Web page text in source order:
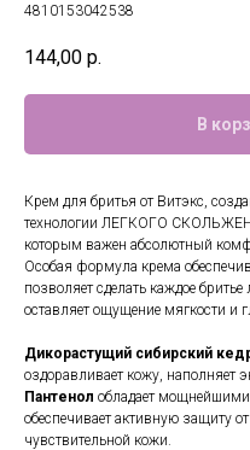
4810153042538
144,00 р.
В
Крем для бритья от Витэкс,
технологии ЛЕГКОГО
которым важен абсолютный
Особая формула крема
позволяет сделать каждое
оставляет ощущение мягкости и
Дикорастущий сибирский
оздоравливает кожу, наполняет
Пантенол обладает
обеспечивает активную защиту
чувствительной кожи.